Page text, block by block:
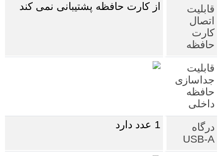
قابلیت
اتصال
کارت
حافظه
از کارت حافظه پشتیبانی نمی کند
قابلیت
جداسازی
حافظه
داخلی
درگاه
USB-A
1 عدد دارد